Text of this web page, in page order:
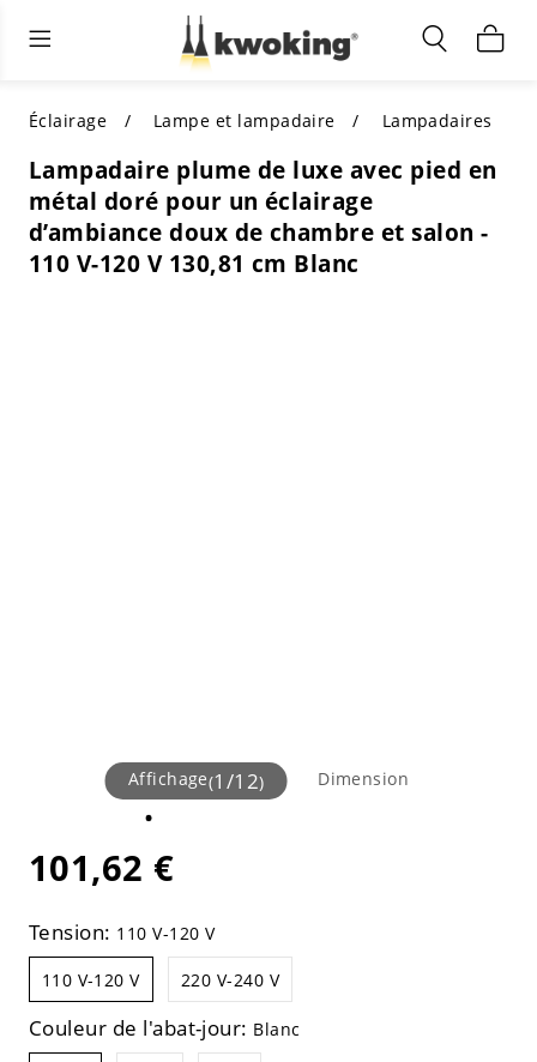
Meubles de salon
TOUS LES MEUBLES DE SALON
MEILLEURS CHOIX
ACHETEZ PAR STYLE
Éclairage intérieur
Acheter par catégorie
ACHETEZ PAR STYLE
Shop by Colors
Éclairage extérieur
TOUT L'ÉCLAIRAGE POUR
ACHETEZ PAR CATÉGORIE
ACHETEZ PAR STYLE
Éclairage Lampe et lampadaire Lampadaires
Lampadaire plume de luxe avec pied en
métal doré pour un éclairage
d’ambiance doux de chambre et salon -
110 V-120 V 130,81 cm Blanc
Affichage(1 /12) Dimension
101,62 €
Tension: 110 V-120 V
110 V-120 V 220 V-240 V
Couleur de l'abat-jour: Blanc